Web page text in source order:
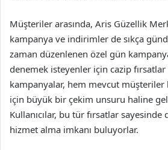
Müşteriler arasında, Aris Güzellik
kampanya ve indirimler de sıkça
zaman düzenlenen özel gün
denemek isteyenler için cazip
kampanyalar, hem mevcut
için büyük bir çekim unsuru haline
Kullanıcılar, bu tür fırsatlar
hizmet alma imkanı buluyorlar.